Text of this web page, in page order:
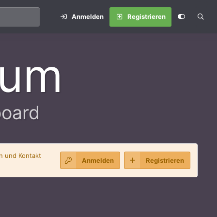
Anmelden Registrieren
und Kontakt
Anmelden Registrieren